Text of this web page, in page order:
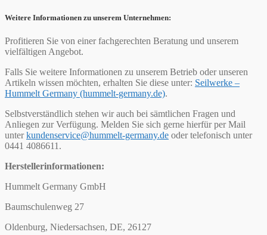
Weitere Informationen zu unserem Unternehmen:
Profitieren Sie von einer fachgerechten Beratung und unserem
vielfältigen Angebot.
Falls Sie weitere Informationen zu unserem Betrieb oder unseren
Artikeln wissen möchten, erhalten Sie diese unter: Seilwerke –
Hummelt Germany (hummelt-germany.de).
Selbstverständlich stehen wir auch bei sämtlichen Fragen und
Anliegen zur Verfügung. Melden Sie sich gerne hierfür per Mail
unterkundenservice@hummelt-germany.de oder telefonisch unter
0441 4086611.
Herstellerinformationen:
Hummelt Germany GmbH
Baumschulenweg 27
Oldenburg, Niedersachsen, DE, 26127